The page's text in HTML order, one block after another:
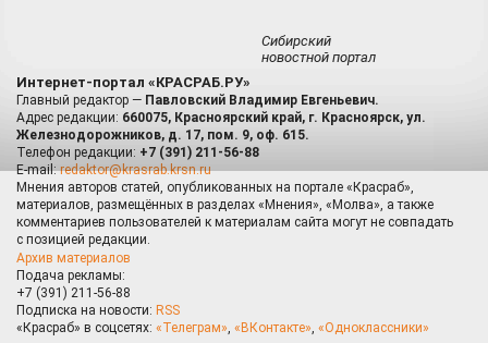
Сибирский
новостной портал
Интернет-портал «КРАСРАБ.РУ»
Главный редактор — Павловский Владимир Евгеньевич.
Адрес редакции: 660075, Красноярский край, г. Красноярск, ул.
Железнодорожников, д. 17, пом. 9, оф. 615.
Телефон редакции: +7 (391) 211-56-88
E-mail:redaktor@krasrab.krsn.ru
Мнения авторов статей, опубликованных на портале «Красраб»,
материалов, размещённых в разделах «Мнения», «Молва», а также
комментариев пользователей к материалам сайта могут не совпадать
с позицией редакции.
Архив материалов
Подача рекламы:
+7 (391) 211-56-88
Подписка на новости: RSS
«Красраб» в соцсетях: «Телеграм», «ВКонтакте», «Одноклассники»